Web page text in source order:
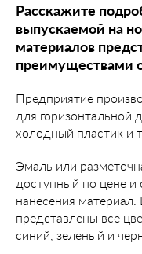
Расскажите
выпускаемой на
материалов
преимуществами
Предприятие
для горизонтальной
холодный пластик и
Эмаль или
доступный по цене и
нанесения
представлены все
синий, зеленый и